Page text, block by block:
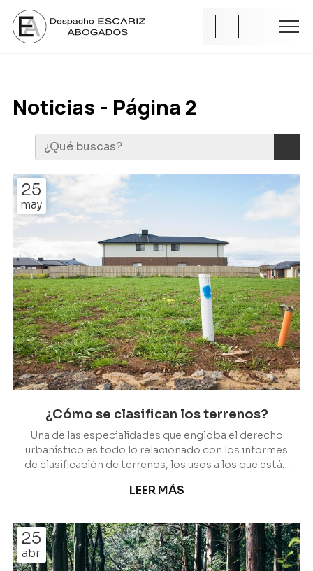
Noticias - Página 2
25
may
¿Cómo se clasifican los terrenos?
Una de las especialidades que engloba el derecho
urbanístico es todo lo relacionado con los informes
de clasificación de terrenos, los usos a los que están
edificatorias, entre otras muchas tareas. En Escariz
soporte legal a cualquier cliente que precise
cualquier cosa relacionada con esta rama del
derecho, en la que lidiamos habitualmente con las
diferentes clasificaciones de los terrenos. ¿Quiere
LEER MÁS
25
abr